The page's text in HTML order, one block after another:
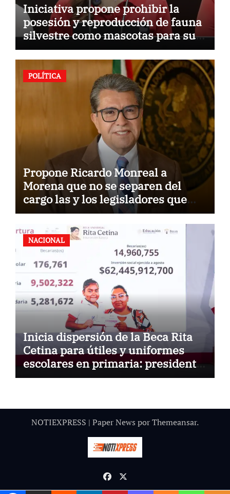
Iniciativa propone prohibir la
posesión y reproducción de fauna
silvestre como mascotas para su
comercialización
POLÍTICA
Propone Ricardo Monreal a
Morena que no se separen del
cargo las y los legisladores que
quieren reelegirse
NACIONAL
Inicia dispersión de la Beca Rita
Cetina para útiles y uniformes
escolares en primaria: presidenta
Claudia Sheinbaum
NOTIEXPRESS | Paper News porThemeansar.